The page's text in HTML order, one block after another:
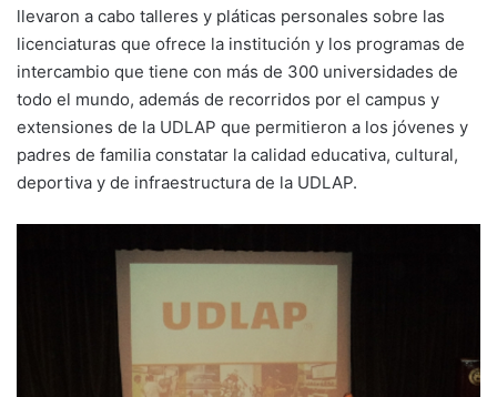
llevaron a cabo talleres y pláticas personales sobre las
licenciaturas que ofrece la institución y los programas de
intercambio que tiene con más de 300 universidades de
todo el mundo, además de recorridos por el campus y
extensiones de la UDLAP que permitieron a los jóvenes y
padres de familia constatar la calidad educativa, cultural,
deportiva y de infraestructura de la UDLAP.